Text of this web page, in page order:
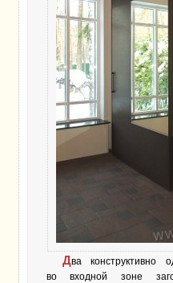
Два конструктивно
во входной зоне